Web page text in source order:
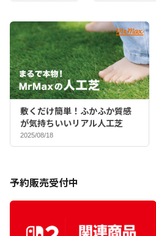
敷くだけ簡単！ふかふか質感
が気持ちいいリアル人工芝
2025/08/18
予約販売受付中